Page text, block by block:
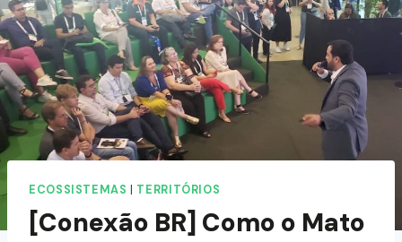
ECOSSISTEMAS TERRITÓRIOS
[Conexão BR] Como o Mato